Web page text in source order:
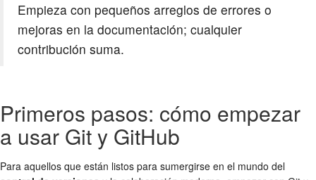
Empieza con pequeños arreglos de errores o
mejoras en la documentación; cualquier
contribución suma.
Primeros pasos: cómo empezar
a usar Git y GitHub
Para aquellos que están listos para sumergirse en el mundo del